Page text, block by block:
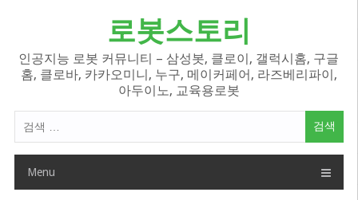
로봇스토리
인공지능 로봇 커뮤니티 – 삼성봇, 클로이, 갤럭시홈, 구글
홈, 클로바, 카카오미니, 누구, 메이커페어, 라즈베리파이,
아두이노, 교육용로봇
색
Menu